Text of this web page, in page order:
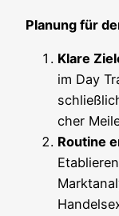
Pla­nung für
Kla­re
im Day
cher
Rou­ti­ne